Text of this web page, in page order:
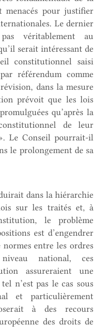
menacés pour justifier
Le dernier
véritablement au
serait intéressant de
constitutionnel saisi
référendum comme
dans la mesure
prévoit que les lois
qu’après la
de leur
Le Conseil pourrait-il
le prolongement de sa
dans la hiérarchie
sur les traités et, à
le problème
est d’engendrer
entre les ordres
national, ces
assureraient une
n’est pas le cas sous
et particulièrement
à des recours
des droits de